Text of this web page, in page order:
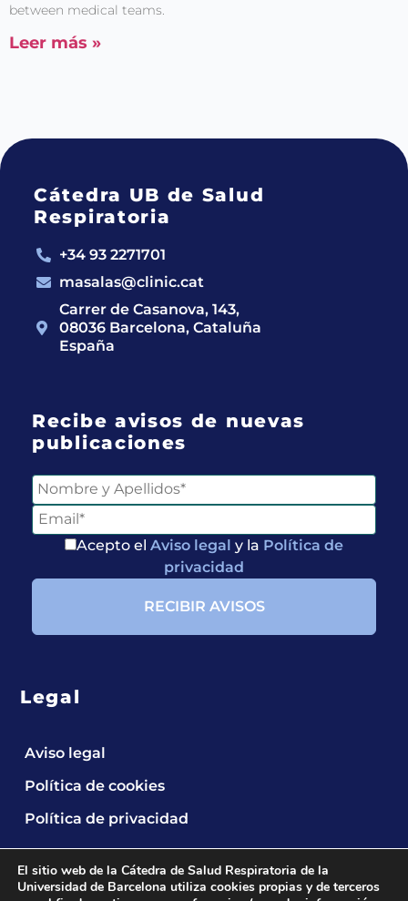
between medical teams.
Leer más »
Cátedra UB de Salud
Respiratoria
+34 93 2271701
masalas@clinic.cat
Carrer de Casanova, 143,
08036 Barcelona, Cataluña
España
Recibe avisos de nuevas
publicaciones
Acepto el Aviso legal y la Política de
privacidad
Legal
Aviso legal
Política de cookies
Política de privacidad
El sitio web de la Cátedra de Salud Respiratoria de la
Universidad de Barcelona utiliza cookies propias y de terceros